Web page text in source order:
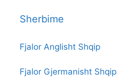
Sherbime
Fjalor Anglisht Shqip
Fjalor Gjermanisht Shqip